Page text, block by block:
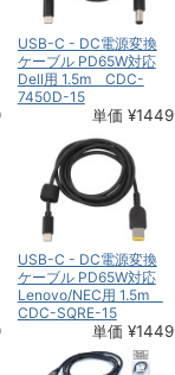
USB-C - DC電源変換
ケーブル PD65W対応
Dell用 1.5m CDC-
7450D-15
単価 ¥1449
USB-C - DC電源変換
ケーブル PD65W対応
Lenovo/NEC用 1.5m
CDC-SQRE-15
単価 ¥1449